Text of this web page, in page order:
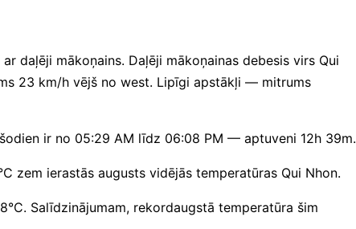
daļēji mākoņains. Daļēji mākoņainas debesis virs Qui
23 km/h vējš no west. Lipīgi apstākļi — mitrums
ir no 05:29 AM līdz 06:08 PM — aptuveni 12h 39m.
zem ierastās augusts vidējās temperatūras Qui Nhon.
Salīdzinājumam, rekordaugstā temperatūra šim